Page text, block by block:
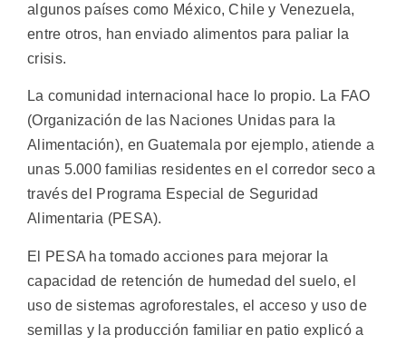
algunos países como México, Chile y Venezuela,
entre otros, han enviado alimentos para paliar la
crisis.
La comunidad internacional hace lo propio. La FAO
(Organización de las Naciones Unidas para la
Alimentación), en Guatemala por ejemplo, atiende a
unas 5.000 familias residentes en el corredor seco a
través del Programa Especial de Seguridad
Alimentaria (PESA).
El PESA ha tomado acciones para mejorar la
capacidad de retención de humedad del suelo, el
uso de sistemas agroforestales, el acceso y uso de
semillas y la producción familiar en patio explicó a